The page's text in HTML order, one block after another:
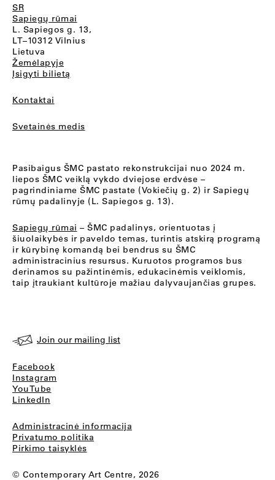
SR
Sapiegų rūmai
L. Sapiegos g. 13,
LT–10312 Vilnius
Lietuva
Žemėlapyje
Įsigyti bilietą
Kontaktai
Svetainės medis
Pasibaigus ŠMC pastato rekonstrukcijai nuo 2024 m.
liepos ŠMC veiklą vykdo dviejose erdvėse –
pagrindiniame ŠMC pastate (Vokiečių g. 2) ir Sapiegų
rūmų padalinyje (L. Sapiegos g. 13).
Sapiegų rūmai – ŠMC padalinys, orientuotas į
šiuolaikybės ir paveldo temas, turintis atskirą programą
ir kūrybinę komandą bei bendrus su ŠMC
administracinius resursus. Kuruotos programos bus
derinamos su pažintinėmis, edukacinėmis veiklomis,
taip įtraukiant kultūroje mažiau dalyvaujančias grupes.
Join our mailing list
Facebook
Instagram
YouTube
LinkedIn
Administracinė informacija
Privatumo politika
Pirkimo taisyklės
© Contemporary Art Centre, 2026